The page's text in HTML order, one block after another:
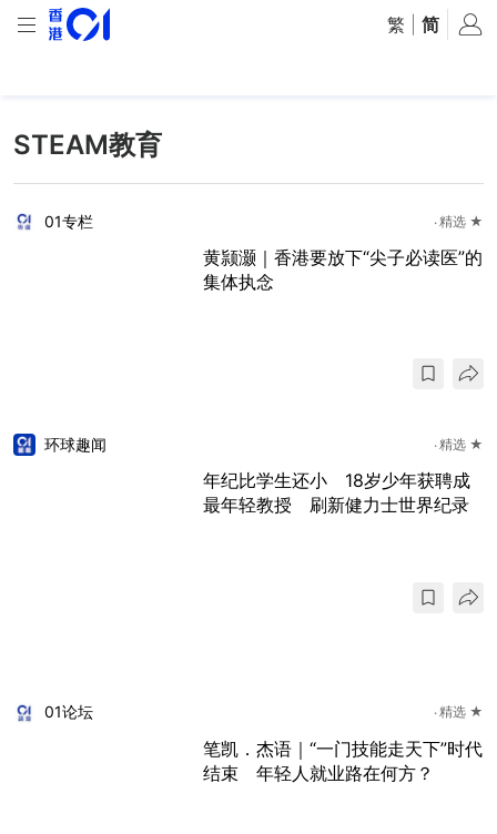
繁 简
STEAM教育
01专栏 精选 ★
黄颕灏｜香港要放下“尖子必读医”的
集体执念
环球趣闻 精选 ★
年纪比学生还小 18岁少年获聘成
最年轻教授 刷新健力士世界纪录
01论坛 精选 ★
笔凯．杰语｜“一门技能走天下”时代
结束 年轻人就业路在何方？